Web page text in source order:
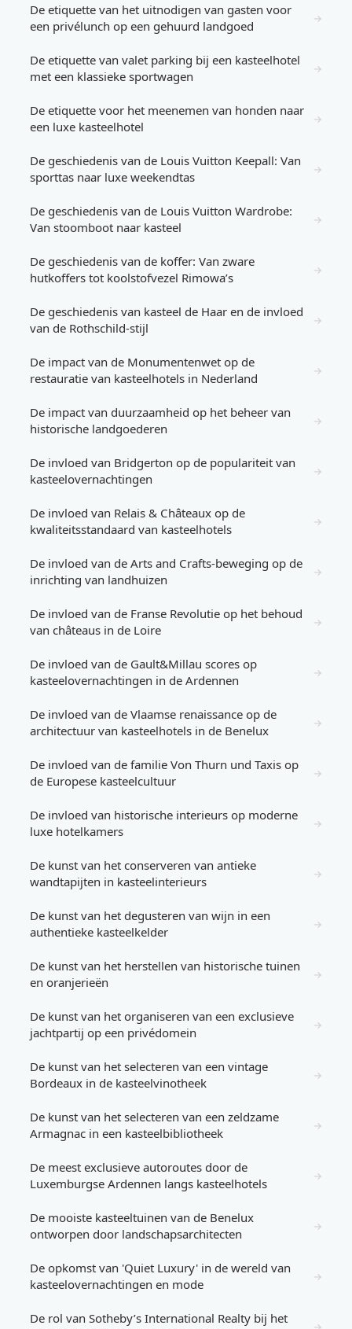
De etiquette van het uitnodigen van gasten voor
een privélunch op een gehuurd landgoed
→
De etiquette van valet parking bij een kasteelhotel
met een klassieke sportwagen
→
De etiquette voor het meenemen van honden naar
een luxe kasteelhotel
→
De geschiedenis van de Louis Vuitton Keepall: Van
sporttas naar luxe weekendtas
→
De geschiedenis van de Louis Vuitton Wardrobe:
Van stoomboot naar kasteel
→
De geschiedenis van de koffer: Van zware
hutkoffers tot koolstofvezel Rimowa’s
→
De geschiedenis van kasteel de Haar en de invloed
van de Rothschild-stijl
→
De impact van de Monumentenwet op de
restauratie van kasteelhotels in Nederland
→
De impact van duurzaamheid op het beheer van
historische landgoederen
→
De invloed van Bridgerton op de populariteit van
kasteelovernachtingen
→
De invloed van Relais & Châteaux op de
kwaliteitsstandaard van kasteelhotels
→
De invloed van de Arts and Crafts-beweging op de
inrichting van landhuizen
→
De invloed van de Franse Revolutie op het behoud
van châteaus in de Loire
→
De invloed van de Gault&Millau scores op
kasteelovernachtingen in de Ardennen
→
De invloed van de Vlaamse renaissance op de
architectuur van kasteelhotels in de Benelux
→
De invloed van de familie Von Thurn und Taxis op
de Europese kasteelcultuur
→
De invloed van historische interieurs op moderne
luxe hotelkamers
→
De kunst van het conserveren van antieke
wandtapijten in kasteelinterieurs
→
De kunst van het degusteren van wijn in een
authentieke kasteelkelder
→
De kunst van het herstellen van historische tuinen
en oranjerieën
→
De kunst van het organiseren van een exclusieve
jachtpartij op een privédomein
→
De kunst van het selecteren van een vintage
Bordeaux in de kasteelvinotheek
→
De kunst van het selecteren van een zeldzame
Armagnac in een kasteelbibliotheek
→
De meest exclusieve autoroutes door de
Luxemburgse Ardennen langs kasteelhotels
→
De mooiste kasteeltuinen van de Benelux
ontworpen door landschapsarchitecten
→
De opkomst van 'Quiet Luxury' in de wereld van
kasteelovernachtingen en mode
→
De rol van Sotheby’s International Realty bij het